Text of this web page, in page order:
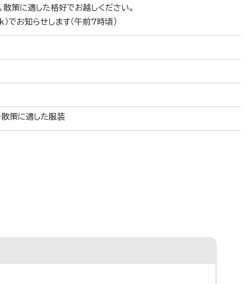
策に適した格好でお越しください。
でお知らせします（午前7時頃）
策に適した服装